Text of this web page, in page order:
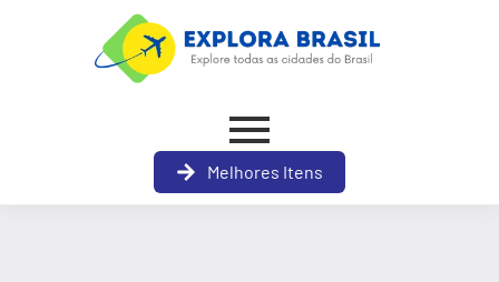
Melhores Itens